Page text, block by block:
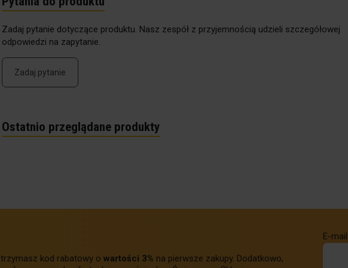
Zadaj pytanie dotyczące produktu. Nasz zespół z przyjemnością udzieli szczegółowej
odpowiedzi na zapytanie.
Zadaj pytanie
Ostatnio przeglądane produkty
kod rabatowy o wartości 3% na pierwsze zakupy. Dodatkowo,
E-